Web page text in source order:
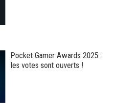
Pocket Gamer Awards 2025 :
les votes sont ouverts !